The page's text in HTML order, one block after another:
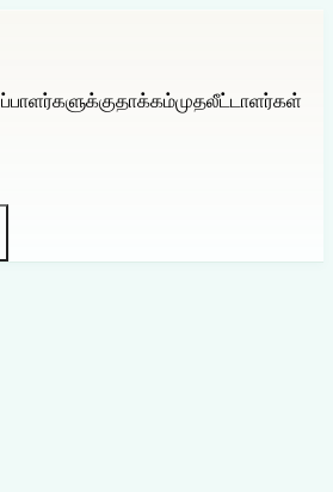
தாக்கம்முதலீட்டாளர்கள்